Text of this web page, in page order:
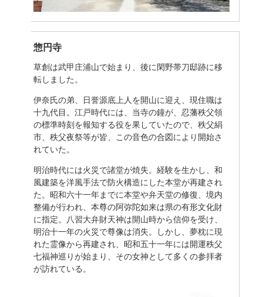
惣円寺
草創は武甲庄浦山で始まり、後に閑野帯刀邸跡に移
転しました。
伊奈氏の弟、日誉源底上人を開山に迎え、現住職は
十九代目。江戸時代には、当寺の鐘が、忍藩秩父領
の標準時刻を報知する役を果していたので、秩父絹
市、秩父夜祭等が皆、この音色の合図により開始さ
れていた。
明治時代には火災で諸堂が焼失。経験を生かし、和
風建築を洋風手法で防火構造にした本堂が再建され
た。昭和六十一年までに本堂や弁天堂の修復、境内
整備が行われ、本尊の阿弥陀如来は県の有形文化財
に指定。八習大弁財天神は開山時から信仰を受け、
明治十一年の火災で尊像は消失。しかし、夢枕に現
れた霊像から再建され、昭和五十一年には開運秩父
七福神巡りが始まり、その女神として多くの参拝者
が訪れている。